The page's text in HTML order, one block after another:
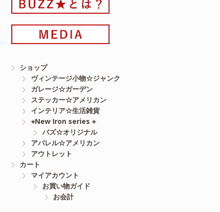
ショップ
ヴィンテージ小物☆ジャンク
ガレージ☆ガーデン
ステッカー☆アメリカン
インテリア☆生活雑貨
⭐︎New Iron series ⭐︎
バズ☆オリジナル
アパレル☆アメリカン
アウトレット
カート
マイアカウント
お買い物ガイド
お会計